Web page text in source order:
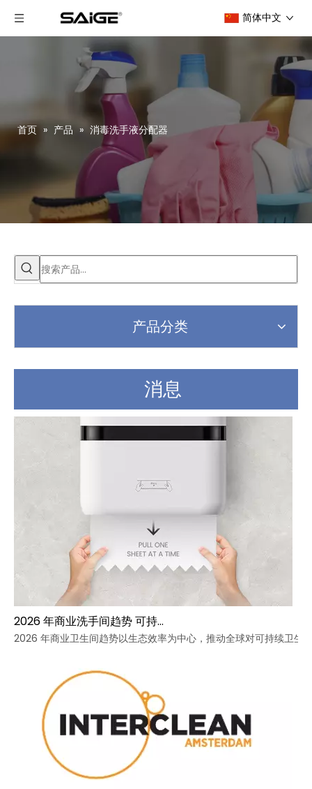
简体中文
首页 » 产品 » 消毒洗手液分配器
产品分类
消息
2026 年商业洗手间趋势 可持续发展
2026 年商业卫生间趋势以生态效率为中心，推动全球对可持续卫生